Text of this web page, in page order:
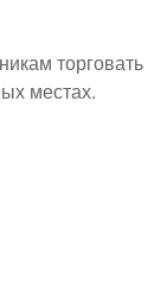
торговать
местах.